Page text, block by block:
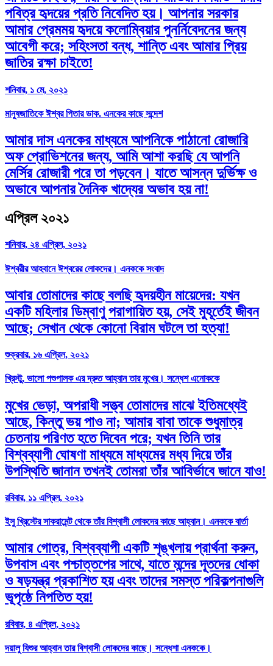
পবিত্র হৃদয়ের প্রতি নিবেদিত হয়। আপনার সরকার
আমার প্রেমময় হৃদয়ে কলোম্বিয়ার পুনর্নিবেদনের জন্য
আবেগী করে; সহিংসতা বন্ধ, শান্তি এবং আমার প্রিয়
জাতির রক্ষা চাইতে!
শনিবার, ১ মে, ২০২১
মানুষজাতিকে ঈশ্বর পিতার ডাক. এনকের কাছে সন্দেশ
আমার দাস এনকের মাধ্যমে আপনিকে পাঠানো রোজারি
অফ প্রোভিশনের জন্য, আমি আশা করছি যে আপনি
মের্সির রোজারী পরে তা পড়বেন। যাতে আসন্ন দুর্ভিক্ষ ও
অভাবে আপনার দৈনিক খাদ্যের অভাব হয় না!
এপ্রিল ২০২১
শনিবার, ২৪ এপ্রিল, ২০২১
ঈশ্বরীর আহবানে ঈশ্বরের লোকদের। এনককে সংবাদ
আবার তোমাদের কাছে বলছি হৃদয়হীন মায়েদের: যখন
একটি মহিলার ডিম্বাণু পরাগায়িত হয়, সেই মুহূর্তেই জীবন
আছে; সেখান থেকে কোনো বিরাম ঘটলে তা হত্যা!
শুক্রবার, ১৬ এপ্রিল, ২০২১
খ্রিস্টু, ভালো পশুপালক এর দ্রুত আহ্বান তার মুখের। সন্ধেশ এনোককে
মুখের ভেড়া, অপরাধী সত্ত্ব তোমাদের মাঝে ইতিমধ্যেই
আছে, কিন্তু ভয় পাও না; আমার বাবা তাকে শুধুমাত্র
চেতনায় পরিণত হতে দিবেন পরে; যখন তিনি তার
বিশ্বব্যাপী ঘোষণা মাধ্যমে মাধ্যমের মধ্য দিয়ে তাঁর
উপস্থিতি জানান তখনই তোমরা তাঁর আবির্ভাবে জানে যাও!
রবিবার, ১১ এপ্রিল, ২০২১
ইসু খ্রিস্টের সাকরামেন্ট থেকে তাঁর বিশ্বাসী লোকদের কাছে আহ্বান। এনককে বার্তা
আমার গোত্র, বিশ্বব্যাপী একটি শৃঙ্খলায় প্রার্থনা করুন,
উপবাস এবং পশ্চাত্তপের সাথে, যাতে মন্দের দূতদের ধোকা
ও ষড়যন্ত্র প্রকাশিত হয় এবং তাদের সমস্ত পরিকল্পনাগুলি
ভূপৃষ্ঠে নিপতিত হয়!
রবিবার, ৪ এপ্রিল, ২০২১
দয়ালু যিশুর আহ্বান তার বিশ্বাসী লোকদের কাছে। সন্ধেশা এনককে।